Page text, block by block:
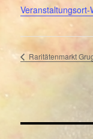
Raritätenmarkt